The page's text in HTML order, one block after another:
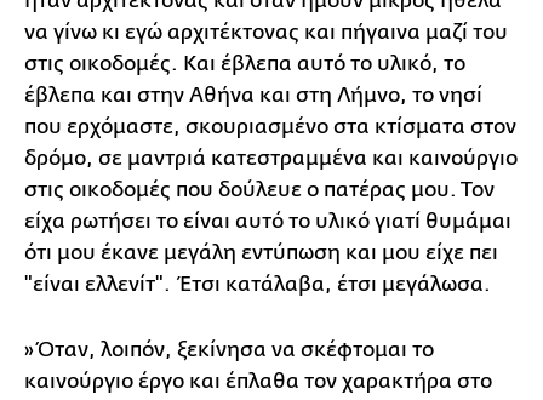
να γίνω κι εγώ αρχιτέκτονας και πήγαινα μαζί του
στις οικοδομές. Και έβλεπα αυτό το υλικό, το
έβλεπα και στην Αθήνα και στη Λήμνο, το νησί
που ερχόμαστε, σκουριασμένο στα κτίσματα στον
δρόμο, σε μαντριά κατεστραμμένα και καινούργιο
στις οικοδομές που δούλευε ο πατέρας μου. Τον
είχα ρωτήσει το είναι αυτό το υλικό γιατί θυμάμαι
ότι μου έκανε μεγάλη εντύπωση και μου είχε πει
"είναι ελλενίτ". Έτσι κατάλαβα, έτσι μεγάλωσα.
»Όταν, λοιπόν, ξεκίνησα να σκέφτομαι το
καινούργιο έργο και έπλαθα τον χαρακτήρα στο